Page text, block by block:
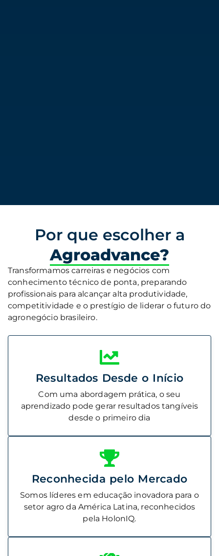
Por que escolher a
Agroadvance?
Transformamos carreiras e negócios com
conhecimento técnico de ponta, preparando
profissionais para alcançar alta produtividade,
competitividade e o prestígio de liderar o futuro do
agronegócio brasileiro.
Resultados Desde o Início
Com uma abordagem prática, o seu
aprendizado pode gerar resultados tangíveis
desde o primeiro dia
Reconhecida pelo Mercado
Somos líderes em educação inovadora para o
setor agro da América Latina, reconhecidos
pela HolonIQ.